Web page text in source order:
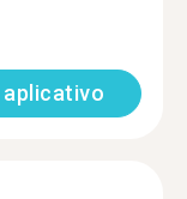
aplicativo